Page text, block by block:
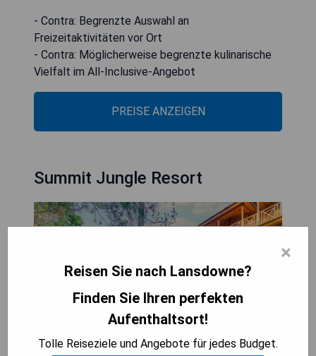
- Contra: Begrenzte Auswahl an
Freizeitaktivitäten vor Ort
- Contra: Möglicherweise begrenzte kulinarische
Vielfalt im All-Inclusive-Angebot
PREISE ANZEIGEN
Summit Jungle Resort
×
Reisen Sie nach Lansdowne?
Finden Sie Ihren perfekten
Aufenthaltsort!
Tolle Reiseziele und Angebote für jedes Budget.